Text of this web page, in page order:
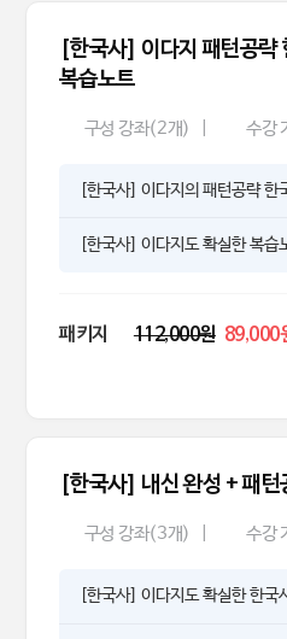
[한국사] 이다지 패턴공략
복습노트
구성 강좌(2개) 수강
[한국사] 이다지의 패턴공략 한
[한국사] 이다지도 확실한 복습
패키지 112,000원 89,000
[한국사] 내신 완성 + 패
구성 강좌(3개) 수강
[한국사] 이다지도 확실한 한국